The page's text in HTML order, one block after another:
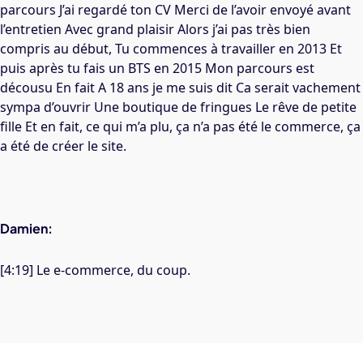
parcours J’ai regardé ton CV Merci de l’avoir envoyé avant
l’entretien Avec grand plaisir Alors j’ai pas très bien
compris au début, Tu commences à travailler en 2013 Et
puis après tu fais un BTS en 2015 Mon parcours est
décousu En fait A 18 ans je me suis dit Ca serait vachement
sympa d’ouvrir Une boutique de fringues Le rêve de petite
fille Et en fait, ce qui m’a plu, ça n’a pas été le commerce, ça
a été de créer le site.
Damien:
[4:19] Le e-commerce, du coup.